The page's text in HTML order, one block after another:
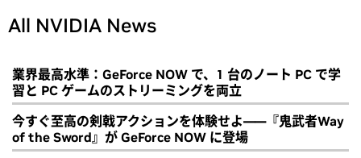
All NVIDIA News
業界最高水準：GeForce NOW で、1 台のノート PC で学
習と PC ゲームのストリーミングを両立
今すぐ至高の剣戟アクションを体験せよ――『鬼武者Way
of the Sword』が GeForce NOW に登場